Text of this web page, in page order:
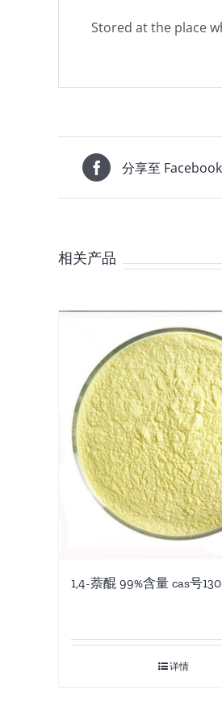
Stored at the place
分享至 Facebook
相关产品
1,4-萘醌 99%含量 cas号
详情